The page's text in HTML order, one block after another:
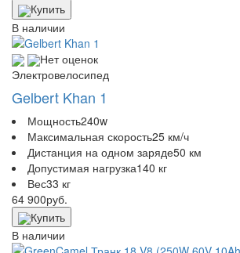
Купить
В наличии
Нет оценок
Электровелосипед
Gelbert Khan 1
Мощность240w
Максимальная скорость25 км/ч
Дистанция на одном заряде50 км
Допустимая нагрузка140 кг
Вес33 кг
64 900руб.
Купить
В наличии